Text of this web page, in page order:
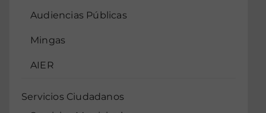
Audiencias Públicas
Mingas
AIER
Servicios Ciudadanos